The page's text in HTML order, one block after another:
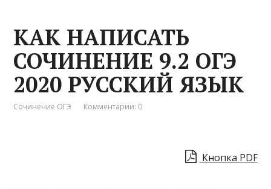
КАК НАПИСАТЬ
СОЧИНЕНИЕ 9.2 ОГЭ
2020 РУССКИЙ ЯЗЫК
Сочинение ОГЭ Комментарии: 0
Кнопка PDF